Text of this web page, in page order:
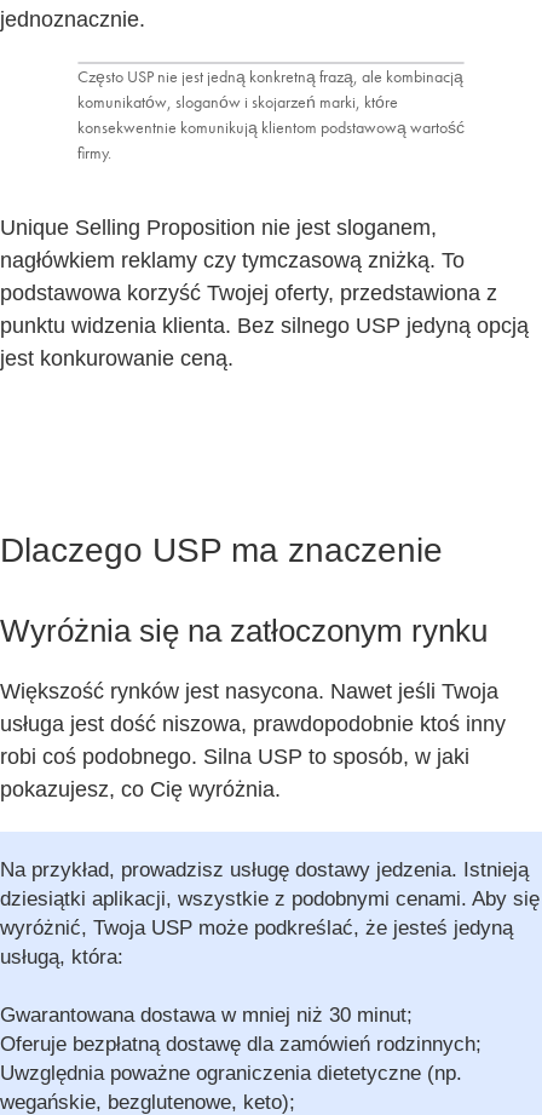
jednoznacznie.
Często USP nie jest jedną konkretną frazą, ale kombinacją
komunikatów, sloganów i skojarzeń marki, które
konsekwentnie komunikują klientom podstawową wartość
firmy.
Unique Selling Proposition nie jest sloganem,
nagłówkiem reklamy czy tymczasową zniżką. To
podstawowa korzyść Twojej oferty, przedstawiona z
punktu widzenia klienta. Bez silnego USP jedyną opcją
jest konkurowanie ceną.
Dlaczego USP ma znaczenie
Wyróżnia się na zatłoczonym rynku
Większość rynków jest nasycona. Nawet jeśli Twoja
usługa jest dość niszowa, prawdopodobnie ktoś inny
robi coś podobnego. Silna USP to sposób, w jaki
pokazujesz, co Cię wyróżnia.
Na przykład, prowadzisz usługę dostawy jedzenia. Istnieją
dziesiątki aplikacji, wszystkie z podobnymi cenami. Aby się
wyróżnić, Twoja USP może podkreślać, że jesteś jedyną
usługą, która:
Gwarantowana dostawa w mniej niż 30 minut;
Oferuje bezpłatną dostawę dla zamówień rodzinnych;
Uwzględnia poważne ograniczenia dietetyczne (np.
wegańskie, bezglutenowe, keto);